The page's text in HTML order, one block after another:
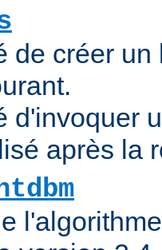
de créer
d'invoquer
après la